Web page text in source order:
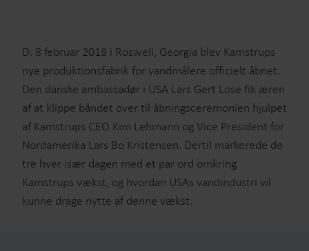
D. 8 februar 2018 i Roswell, Georgia blev Kamstrups
nye produktionsfabrik for vandmålere officielt åbnet.
Den danske ambassadør i USA Lars Gert Lose fik æren
af at klippe båndet over til åbningsceremonien hjulpet
af Kamstrups CEO Kim Lehmann og Vice President for
Nordamerika Lars Bo Kristensen. Dertil markerede de
tre hver især dagen med et par ord omkring
Kamstrups vækst, og hvordan USAs vandindustri vil
kunne drage nytte af denne vækst.